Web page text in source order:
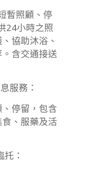
暫照顧、停
24小時之照
協助沐浴、
含交通接送
服務：
停留，包含
、服藥及活
：